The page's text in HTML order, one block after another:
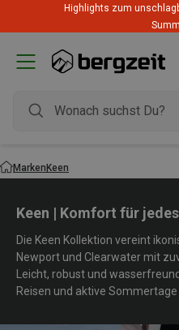
Highlights zum
MarkenKeen
Keen | Komfort für
Die Keen Kollektion vereint
Newport und Clearwater mit
Leicht, robust und
Reisen und aktive Sommertage